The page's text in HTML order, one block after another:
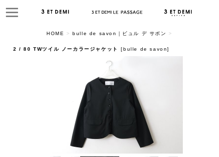
HOME > bulle de savon｜ビュル デ サボン >
2 / 80 TWツイル ノーカラージャケット [bulle de savon]